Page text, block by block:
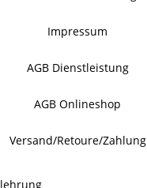
Impressum
AGB Dienstleistung
AGB Onlineshop
Versand/Retoure/Zahlung